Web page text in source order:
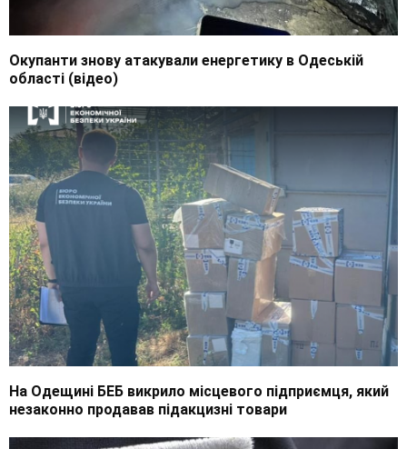
Окупанти знову атакували енергетику в Одеській
області (відео)
На Одещині БЕБ викрило місцевого підприємця, який
незаконно продавав підакцизні товари